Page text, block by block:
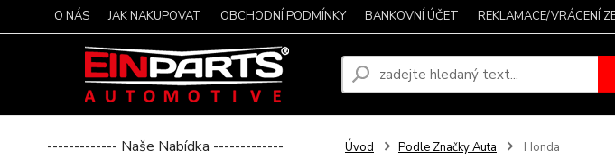
O NÁS JAK NAKUPOVAT OBCHODNÍ PODMÍNKY BANKOVNÍ ÚČET REKLAMACE/VRÁCENÍ
------------- Naše Nabídka ------------- Úvod Podle Značky Auta Honda